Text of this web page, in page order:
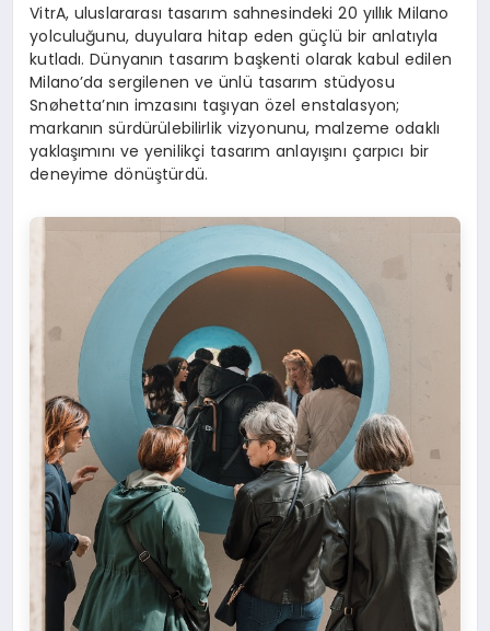
VitrA, uluslararası tasarım sahnesindeki 20 yıllık Milano
yolculuğunu, duyulara hitap eden güçlü bir anlatıyla
kutladı. Dünyanın tasarım başkenti olarak kabul edilen
Milano’da sergilenen ve ünlü tasarım stüdyosu
Snøhetta’nın imzasını taşıyan özel enstalasyon;
markanın sürdürülebilirlik vizyonunu, malzeme odaklı
yaklaşımını ve yenilikçi tasarım anlayışını çarpıcı bir
deneyime dönüştürdü.